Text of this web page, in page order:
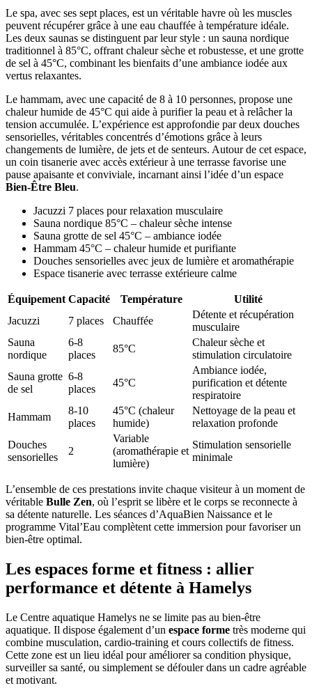
Le spa, avec ses sept places, est un véritable havre où les muscles
peuvent récupérer grâce à une eau chauffée à température idéale.
Les deux saunas se distinguent par leur style : un sauna nordique
traditionnel à 85°C, offrant chaleur sèche et robustesse, et une grotte
de sel à 45°C, combinant les bienfaits d’une ambiance iodée aux
vertus relaxantes.
Le hammam, avec une capacité de 8 à 10 personnes, propose une
chaleur humide de 45°C qui aide à purifier la peau et à relâcher la
tension accumulée. L’expérience est approfondie par deux douches
sensorielles, véritables concentrés d’émotions grâce à leurs
changements de lumière, de jets et de senteurs. Autour de cet espace,
un coin tisanerie avec accès extérieur à une terrasse favorise une
pause apaisante et conviviale, incarnant ainsi l’idée d’un espace
Bien-Être Bleu.
Jacuzzi 7 places pour relaxation musculaire
Sauna nordique 85°C – chaleur sèche intense
Sauna grotte de sel 45°C – ambiance iodée
Hammam 45°C – chaleur humide et purifiante
Douches sensorielles avec jeux de lumière et aromathérapie
Espace tisanerie avec terrasse extérieure calme
Équipement Capacité Température
Utilité
Jacuzzi
7 places Chauffée
Détente et récupération
musculaire
Sauna
nordique
6-8
places
85°C
Chaleur sèche et
stimulation circulatoire
Sauna grotte
de sel
6-8
places
45°C
Ambiance iodée,
purification et détente
respiratoire
Hammam
8-10
places
45°C (chaleur
humide)
Nettoyage de la peau et
relaxation profonde
Douches
sensorielles
2
Variable
(aromathérapie et
lumière)
Stimulation sensorielle
minimale
L’ensemble de ces prestations invite chaque visiteur à un moment de
véritable Bulle Zen, où l’esprit se libère et le corps se reconnecte à
sa détente naturelle. Les séances d’AquaBien Naissance et le
programme Vital’Eau complètent cette immersion pour favoriser un
bien-être optimal.
Les espaces forme et fitness : allier
performance et détente à Hamelys
Le Centre aquatique Hamelys ne se limite pas au bien-être
aquatique. Il dispose également d’un espace forme très moderne qui
combine musculation, cardio-training et cours collectifs de fitness.
Cette zone est un lieu idéal pour améliorer sa condition physique,
surveiller sa santé, ou simplement se défouler dans un cadre agréable
et motivant.